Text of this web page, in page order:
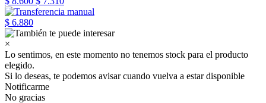
$ 6.880
×
Lo sentimos, en este momento no tenemos stock para el producto
elegido.
Si lo deseas, te podemos avisar cuando vuelva a estar disponible
Notificarme
No gracias